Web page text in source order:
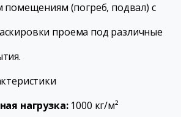
помещениям (погреб, подвал) с
проема под различные
нагрузка:1000 кг/м²